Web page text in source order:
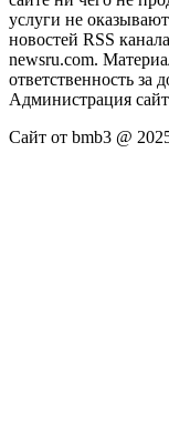
услуги не
новостей RSS
newsru.com.
ответственность за
Администрация
Сайт от bmb3 @